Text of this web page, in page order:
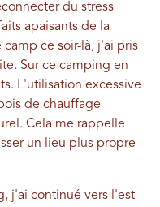
du stress
apaisants de la
ce soir-là, j'ai pris
Sur ce camping en
L'utilisation excessive
de chauffage
Cela me rappelle
un lieu plus propre
j'ai continué vers l'est